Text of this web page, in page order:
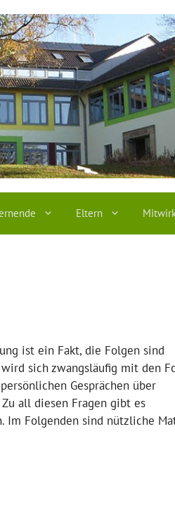
Eltern
ist ein Fakt, die Folgen sind
sich zwangsläufig mit den
Gesprächen über
all diesen Fragen gibt es
Im Folgenden sind nützliche